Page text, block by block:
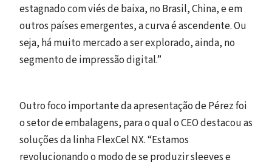
estagnado com viés de baixa, no Brasil, China, e em
outros países emergentes, a curva é ascendente. Ou
seja, há muito mercado a ser explorado, ainda, no
segmento de impressão digital.”
Outro foco importante da apresentação de Pérez foi
o setor de embalagens, para o qual o CEO destacou as
soluções da linha FlexCel NX. “Estamos
revolucionando o modo de se produzir sleeves e